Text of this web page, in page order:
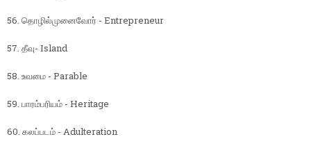
56. தொழில்முனைவோர் - Entrepreneur
57. தீவு- Island
58. உவமை - Parable
59. பாரம்பரியம் - Heritage
60. கலப்படம் - Adulteration